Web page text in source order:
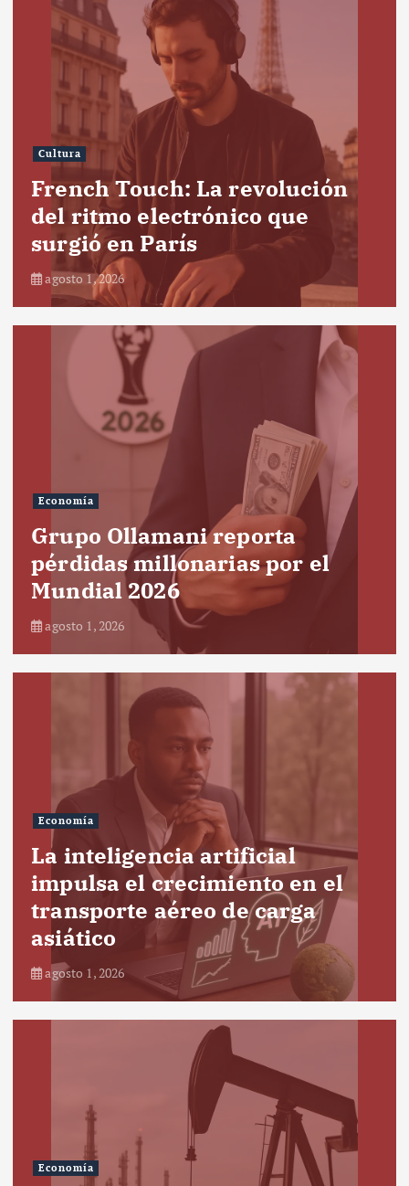
Cultura
French Touch: La revolución
del ritmo electrónico que
surgió en París
agosto 1, 2026
Economía
Grupo Ollamani reporta
pérdidas millonarias por el
Mundial 2026
agosto 1, 2026
Economía
La inteligencia artificial
impulsa el crecimiento en el
transporte aéreo de carga
asiático
agosto 1, 2026
Economía